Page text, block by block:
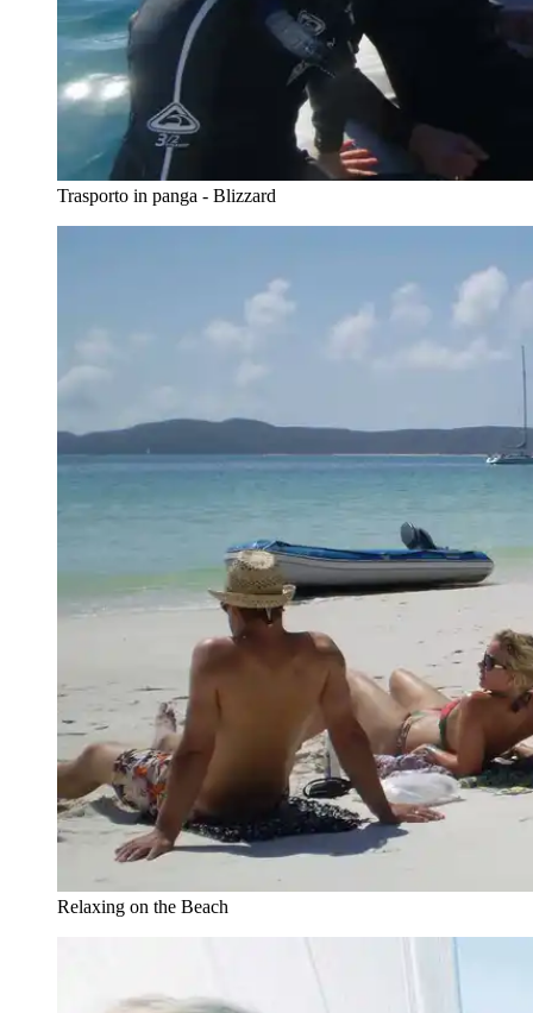
Trasporto in panga - Blizzard
Relaxing on the Beach